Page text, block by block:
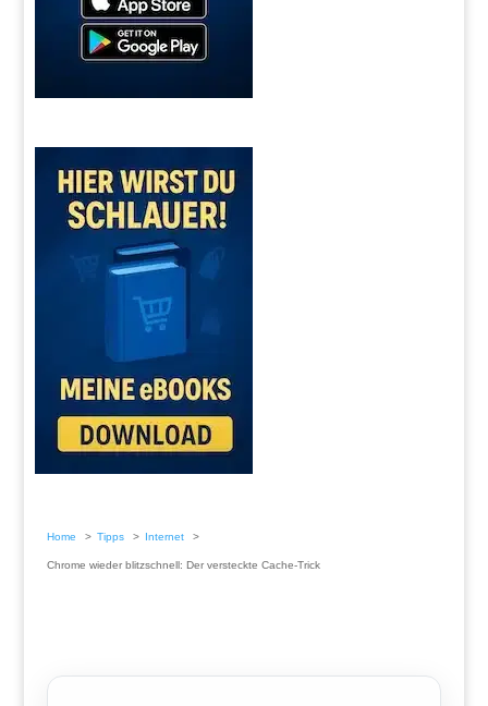
Home Tipps Internet
Chrome wieder blitzschnell: Der versteckte Cache-Trick